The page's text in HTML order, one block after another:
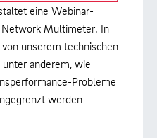
eine Webinar-
Multimeter. In
unserem technischen
anderem, wie
Probleme
werden